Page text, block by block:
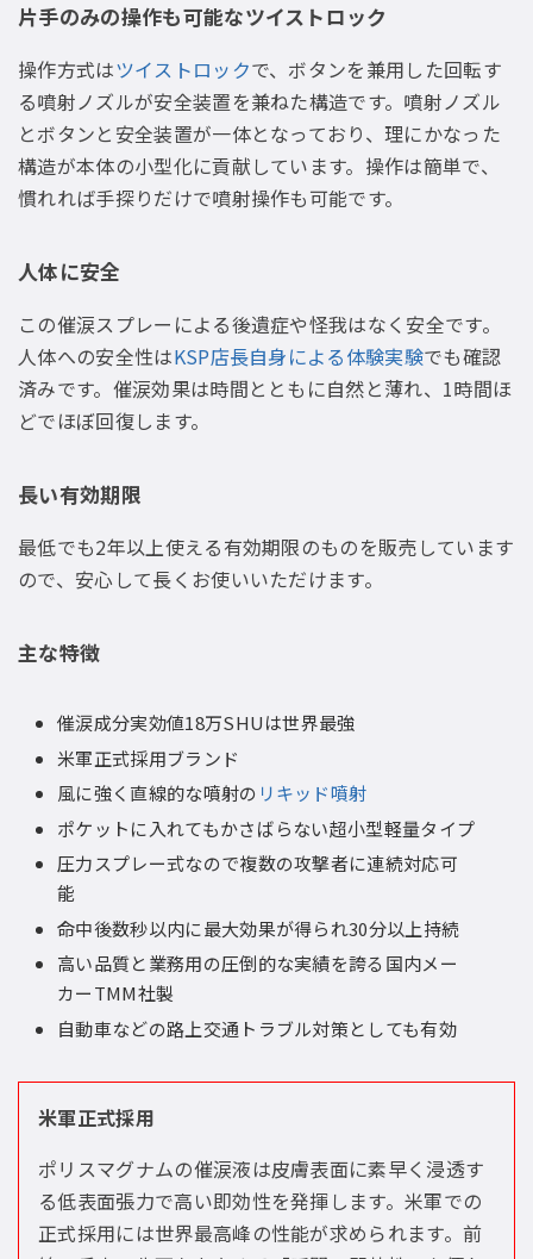
片手のみの操作も可能なツイストロック
操作方式はツイストロックで、ボタンを兼用した回転す
る噴射ノズルが安全装置を兼ねた構造です。噴射ノズル
とボタンと安全装置が一体となっており、理にかなった
構造が本体の小型化に貢献しています。操作は簡単で、
慣れれば手探りだけで噴射操作も可能です。
人体に安全
この催涙スプレーによる後遺症や怪我はなく安全です。
人体への安全性はKSP店長自身による体験実験でも確認
済みです。催涙効果は時間とともに自然と薄れ、1時間ほ
どでほぼ回復します。
長い有効期限
最低でも2年以上使える有効期限のものを販売しています
ので、安心して長くお使いいただけます。
主な特徴
催涙成分実効値18万SHUは世界最強
米軍正式採用ブランド
風に強く直線的な噴射の リキッド噴射
ポケットに入れてもかさばらない超小型軽量タイプ
圧力スプレー式なので複数の攻撃者に連続対応可
能
命中後数秒以内に最大効果が得られ30分以上持続
高い品質と業務用の圧倒的な実績を誇る国内メー
カーTMM社製
自動車などの路上交通トラブル対策としても有効
米軍正式採用
ポリスマグナムの催涙液は皮膚表面に素早く浸透す
る低表面張力で高い即効性を発揮します。米軍での
正式採用には世界最高峰の性能が求められます。前